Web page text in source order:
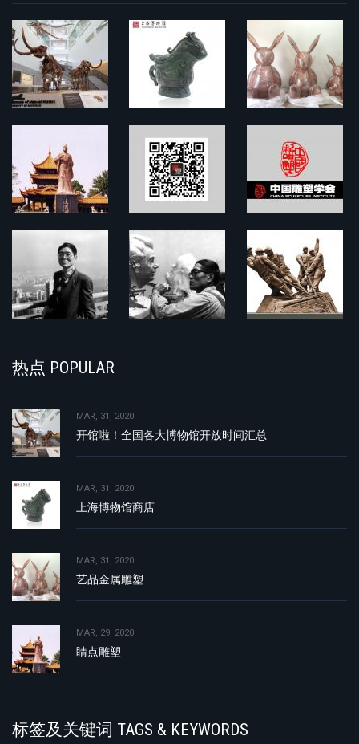
热点 POPULAR
MAR, 31, 2020
开馆啦！全国各大博物馆开放时间汇总
MAR, 31, 2020
上海博物馆商店
MAR, 31, 2020
艺品金属雕塑
MAR, 29, 2020
睛点雕塑
标签及关键词 TAGS & KEYWORDS